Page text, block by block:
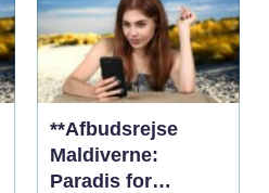
**Afbudsrejse
Maldiverne:
Paradis for